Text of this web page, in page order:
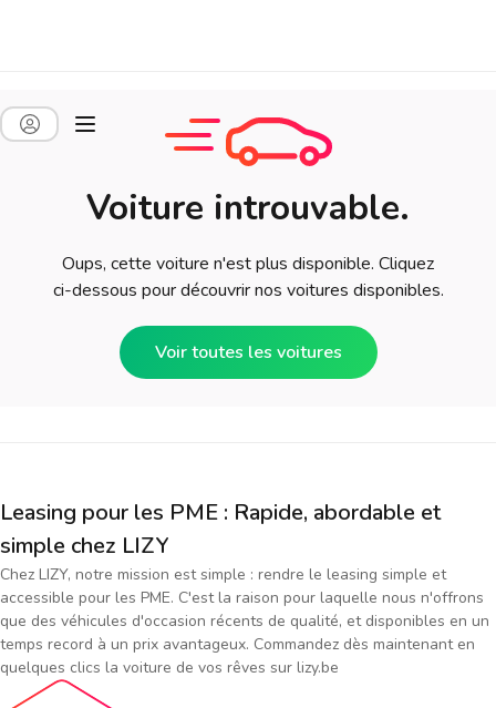
Voiture introuvable.
Oups, cette voiture n'est plus disponible. Cliquez
ci-dessous pour découvrir nos voitures disponibles.
Voir toutes les voitures
Leasing pour les PME : Rapide, abordable et
simple chez LIZY
Chez LIZY, notre mission est simple : rendre le leasing simple et
accessible pour les PME. C'est la raison pour laquelle nous n'offrons
que des véhicules d'occasion récents de qualité, et disponibles en un
temps record à un prix avantageux. Commandez dès maintenant en
quelques clics la voiture de vos rêves sur lizy.be